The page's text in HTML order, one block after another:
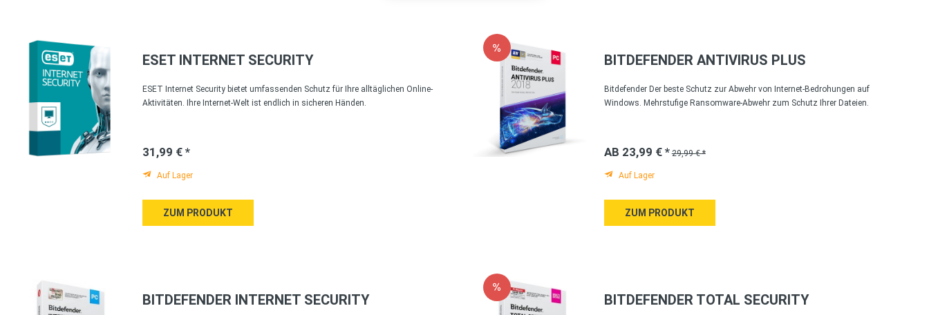
ESET INTERNET SECURITY
ESET Internet Security bietet umfassenden Schutz für Ihre alltäglichen Online-
Aktivitäten. Ihre Internet-Welt ist endlich in sicheren Händen.
31,99 € *
Auf Lager
ZUM PRODUKT
BITDEFENDER ANTIVIRUS PLUS
Bitdefender Der beste Schutz zur Abwehr von Internet-Bedrohungen auf
Windows. Mehrstufige Ransomware-Abwehr zum Schutz Ihrer Dateien.
AB 23,99 € * 29,99 € *
Auf Lager
ZUM PRODUKT
BITDEFENDER INTERNET SECURITY BITDEFENDER TOTAL SECURITY